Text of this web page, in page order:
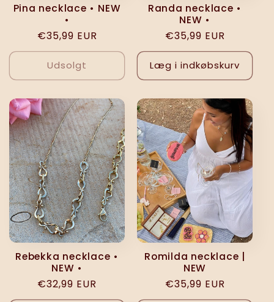
Pina necklace • NEW
•
Normalpris
€35,99 EUR
Udsolgt
Randa necklace •
NEW •
Normalpris
€35,99 EUR
Læg i indkøbskurv
Rebekka necklace •
NEW •
Normalpris
€32,99 EUR
Romilda necklace |
NEW
Normalpris
€35,99 EUR